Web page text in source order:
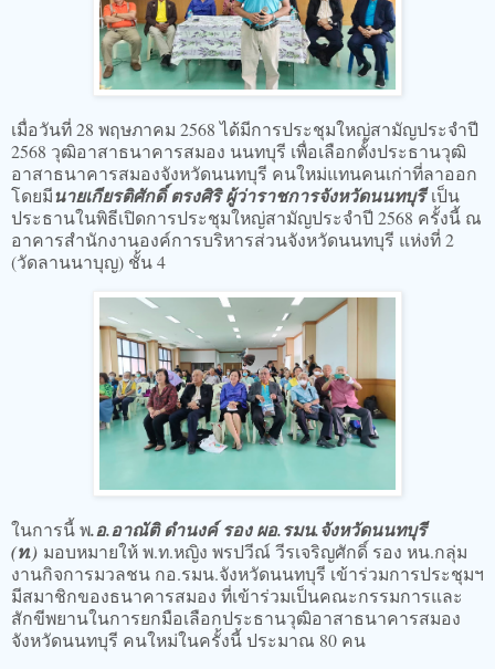
เมื่อวันที่ 28 พฤษภาคม 2568 ได้มีการประชุมใหญ่สามัญประจำปี
2568 วุฒิอาสาธนาคารสมอง นนทบุรี เพื่อเลือกตั้งประธานวุฒิ
อาสาธนาคารสมองจังหวัดนนทบุรี คนใหม่แทนคนเก่าที่ลาออก
โดยมีนายเกียรติศักดิ์ ตรงศิริ ผู้ว่าราชการจังหวัดนนทบุรีเป็น
ประธานในพิธีเปิดการประชุมใหญ่สามัญประจำปี 2568 ครั้งนี้ ณ
อาคารสำนักงานองค์การบริหารส่วนจังหวัดนนทบุรี แห่งที่ 2
(วัดลานนาบุญ) ชั้น 4
ในการนี้ พ.อ.อาณัติ ดำนงค์ รอง ผอ.รมน.จังหวัดนนทบุรี
(ท.) มอบหมายให้ พ.ท.หญิง พรปวีณ์ วีรเจริญศักดิ์ รอง หน.กลุ่ม
งานกิจการมวลชน กอ.รมน.จังหวัดนนทบุรี เข้าร่วมการประชุมฯ
มีสมาชิกของธนาคารสมอง ที่เข้าร่วมเป็นคณะกรรมการและ
สักขีพยานในการยกมือเลือกประธานวุฒิอาสาธนาคารสมอง
จังหวัดนนทบุรี คนใหม่ในครั้งนี้ ประมาณ 80 คน